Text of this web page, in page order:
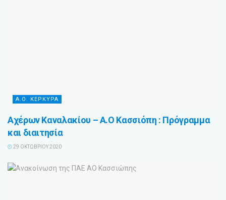
Α.Ο. ΚΕΡΚΥΡΑ
Αχέρων Καναλακίου – Α.Ο Κασσιόπη : Πρόγραμμα
και διαιτησία
29 ΟΚΤΩΒΡΊΟΥ 2020